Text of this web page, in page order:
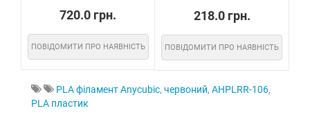
720.0 грн.
ПОВІДОМИТИ ПРО НАЯВНІСТЬ
218.0 грн.
ПОВІДОМИТИ ПРО НАЯВНІСТЬ
PLA філамент Anycubic, червоний, AHPLRR-106,
PLA пластик